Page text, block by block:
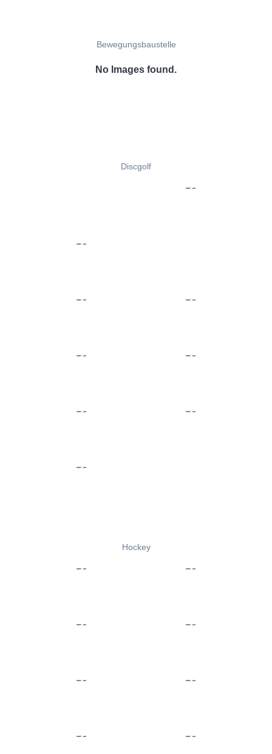
Bewegungsbaustelle
No Images found.
Discgolf
Hockey